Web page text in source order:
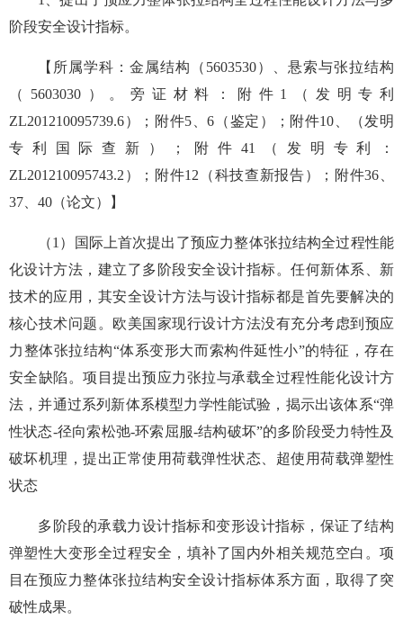
阶段安全设计指标。
【所属学科：金属结构（5603530）、悬索与张拉结构
（5603030）。旁证材料：附件1（发明专利
ZL201210095739.6）；附件5、6（鉴定）；附件10、（发明
专利国际查新）；附件41（发明专利：
ZL201210095743.2）；附件12（科技查新报告）；附件36、
37、40（论文）】
（1）国际上首次提出了预应力整体张拉结构全过程性能
化设计方法，建立了多阶段安全设计指标。任何新体系、新
技术的应用，其安全设计方法与设计指标都是首先要解决的
核心技术问题。欧美国家现行设计方法没有充分考虑到预应
力整体张拉结构“体系变形大而索构件延性小”的特征，存在
安全缺陷。项目提出预应力张拉与承载全过程性能化设计方
法，并通过系列新体系模型力学性能试验，揭示出该体系“弹
性状态-径向索松弛-环索屈服-结构破坏”的多阶段受力特性及
破坏机理，提出正常使用荷载弹性状态、超使用荷载弹塑性
状态
多阶段的承载力设计指标和变形设计指标，保证了结构
弹塑性大变形全过程安全，填补了国内外相关规范空白。项
目在预应力整体张拉结构安全设计指标体系方面，取得了突
破性成果。